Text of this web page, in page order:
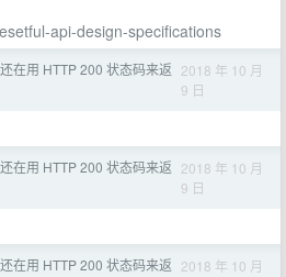
api-design-specifications
在用 HTTP 200 状态码来返 2018 年 10 月
9 日
在用 HTTP 200 状态码来返 2018 年 10 月
9 日
在用 HTTP 200 状态码来返 2018 年 10 月